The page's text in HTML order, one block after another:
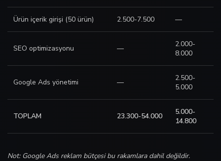
Ürün içerik girişi (50 ürün) 2.500-7.500 —
SEO optimizasyonu —
2.000-
8.000
Google Ads yönetimi —
2.500-
5.000
TOPLAM 23.300-54.000
5.000-
14.800
Not: Google Ads reklam bütçesi bu rakamlara dahil değildir.